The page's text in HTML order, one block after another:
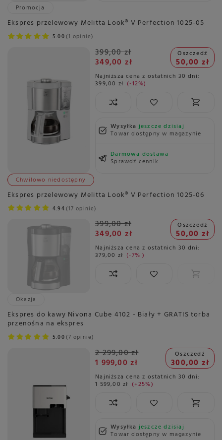
Promocja
Ekspres przelewowy Melitta Look® V Perfection 1025-05
5.00 1 opinie
399,00 zł
349,00 zł
Oszczedź
50,00 zł
Najniższa cena z ostatnich 30 dni:
399,00 zł -12%
Wysyłkajeszcze dzisiaj
Towar dostępny w magazynie
Darmowa dostawa
Sprawdź cennik
Chwilowo niedostępny
Ekspres przelewowy Melitta Look® V Perfection 1025-06
4.94 17 opinie
399,00 zł
349,00 zł
Oszczedź
50,00 zł
Najniższa cena z ostatnich 30 dni:
379,00 zł -7%
Okazja
Ekspres do kawy Nivona Cube 4102 - Biały + GRATIS torba
przenośna na ekspres
5.00 7 opinie
2 299,00 zł
1 999,00 zł
Oszczedź
300,00 zł
Najniższa cena z ostatnich 30 dni:
1 599,00 zł +25%
Wysyłkajeszcze dzisiaj
Towar dostępny w magazynie